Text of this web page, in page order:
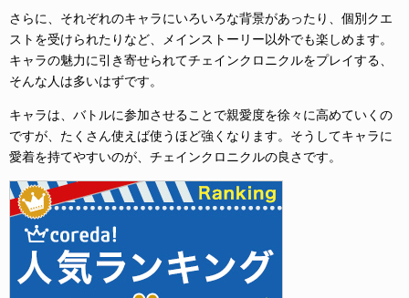
さらに、それぞれのキャラにいろいろな背景があったり、個別クエ
ストを受けられたりなど、メインストーリー以外でも楽しめます。
キャラの魅力に引き寄せられてチェインクロニクルをプレイする、
そんな人は多いはずです。
キャラは、バトルに参加させることで親愛度を徐々に高めていくの
ですが、たくさん使えば使うほど強くなります。そうしてキャラに
愛着を持てやすいのが、チェインクロニクルの良さです。